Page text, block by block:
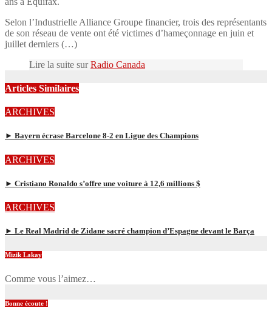
Selon l’Industrielle Alliance Groupe financier, trois des représentants
de son réseau de vente ont été victimes d’hameçonnage en juin et
juillet derniers (…)
Lire la suite surRadio Canada
Articles Similaires
ARCHIVES
► Bayern écrase Barcelone 8-2 en Ligue des Champions
ARCHIVES
► Cristiano Ronaldo s’offre une voiture à 12,6 millions $
ARCHIVES
► Le Real Madrid de Zidane sacré champion d’Espagne devant le Barça
Mizik Lakay
Comme vous l’aimez…
Bonne écoute !